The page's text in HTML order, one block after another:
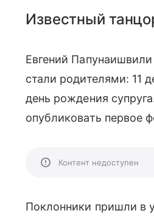
Известный
Евгений
стали родителями: 11
день рождения
опубликовать первое
Контент недоступен
Поклонники пришли в